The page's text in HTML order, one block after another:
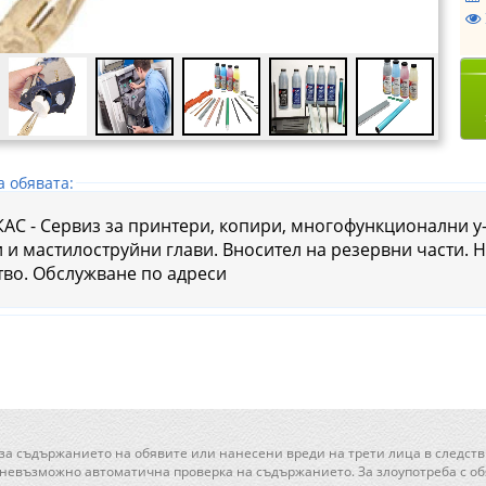
обявата:
- Сервиз за принтери, копири, многофункционални
и мастилоструйни глави. Вносител на резервни части.
Обслужване по адреси
съдържанието на обявите или нанесени вреди на трети лица в
автоматична проверка на съдържанието. За злоупотреба с